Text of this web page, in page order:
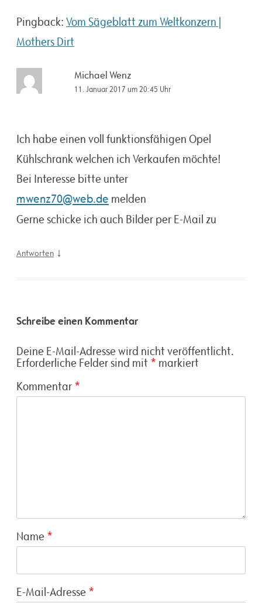
Pingback: Vom Sägeblatt zum Weltkonzern |
Mothers Dirt
Michael Wenz
11. Januar 2017 um 20:45 Uhr
Ich habe einen voll funktionsfähigen Opel
Kühlschrank welchen ich Verkaufen möchte!
Bei Interesse bitte unter
mwenz70@web.de melden
Gerne schicke ich auch Bilder per E-Mail zu
Antworten ↓
Schreibe einen Kommentar
Deine E-Mail-Adresse wird nicht veröffentlicht.
Erforderliche Felder sind mit * markiert
Kommentar *
Name *
E-Mail-Adresse *